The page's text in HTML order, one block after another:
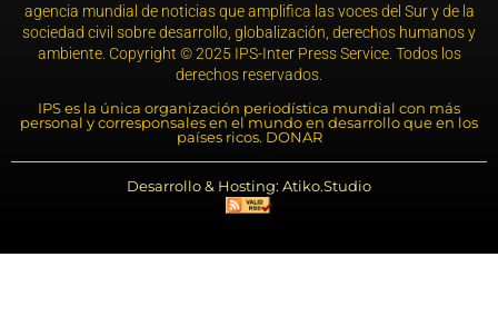
agencia mundial de noticias que amplifica las voces del Sur y de la
sociedad civil sobre desarrollo, globalización, derechos humanos y
ambiente. Copyright © 2025 IPS-Inter Press Service. Todos los
derechos reservados.
IPS es la única organización periodística mundial con más
personal y corresponsales en el mundo en desarrollo que en los
países ricos. DONAR
Desarrollo & Hosting: Atiko.Studio